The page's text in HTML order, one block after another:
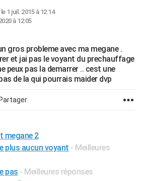
1 juil. 2015 à 12:14
à 12:05
gros probleme avec ma megane .
et jai pas le voyant du prechauffage
peux pas la demarrer .. cest une
de la qui pourrais maider dvp
Partager
megane 2
plus aucun voyant - Meilleures
pas - Meilleures réponses